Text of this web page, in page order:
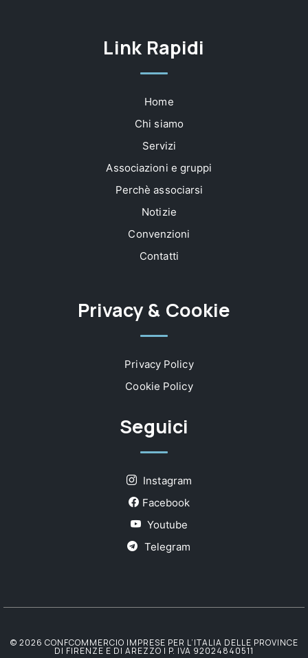
Link Rapidi
Home
Chi siamo
Servizi
Associazioni e gruppi
Perchè associarsi
Notizie
Convenzioni
Contatti
Privacy & Cookie
Privacy Policy
Cookie Policy
Seguici
Instagram
Facebook
Youtube
Telegram
© 2026 CONFCOMMERCIO IMPRESE PER L’ITALIA DELLE PROVINCE
DI FIRENZE E DI AREZZO | P. IVA 92024840511